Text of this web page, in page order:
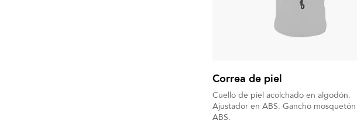
Correa de piel
Cuello de piel acolchado en algodón.
Ajustador en ABS. Gancho mosquetón en
ABS.